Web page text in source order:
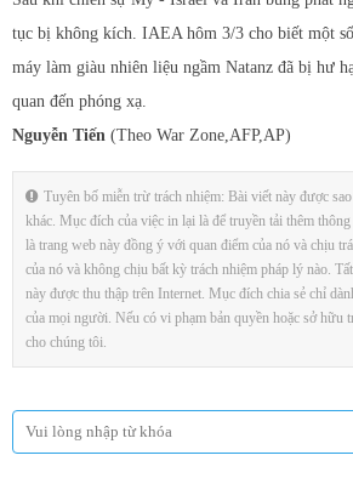
tục bị không kích. IAEA hôm 3/3 cho biết một
máy làm giàu nhiên liệu ngầm Natanz đã bị hư
quan đến phóng xạ.
Nguyễn Tiến (Theo War Zone,AFP,AP)
Tuyên bố miễn trừ trách nhiệm: Bài viết này được
khác. Mục đích của việc in lại là để truyền tải thêm
là trang web này đồng ý với quan điểm của nó và chịu
của nó và không chịu bất kỳ trách nhiệm pháp lý nào.
này được thu thập trên Internet. Mục đích chia sẻ chỉ
của mọi người. Nếu có vi phạm bản quyền hoặc sở hữu
cho chúng tôi.